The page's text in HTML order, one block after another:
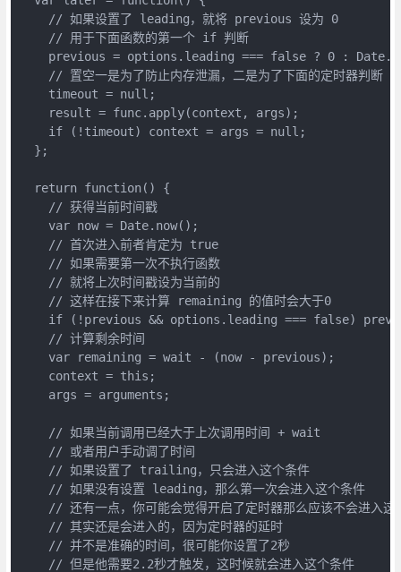
    // 如果设置了 leading，就将 previous 设为 0
    // 用于下面函数的第一个 if 判断
previous = options.leading === false ? 0 :
    // 置空一是为了防止内存泄漏，二是为了下面的定时器判断
    timeout = null;
    result = func.apply(context, args);
    if (!timeout) context = args = null;
  };
  return function() {
    // 获得当前时间戳
    var now = Date.now();
    // 首次进入前者肯定为 true
    // 如果需要第一次不执行函数
    // 就将上次时间戳设为当前的
    // 这样在接下来计算 remaining 的值时会大于0
if (!previous && options.leading === false)
    // 计算剩余时间
    var remaining = wait - (now - previous);
    context = this;
    args = arguments;
    // 如果当前调用已经大于上次调用时间 + wait
    // 或者用户手动调了时间
    // 如果设置了 trailing，只会进入这个条件
    // 如果没有设置 leading，那么第一次会进入这个条件
// 还有一点，你可能会觉得开启了定时器那么应该不会进入
    // 其实还是会进入的，因为定时器的延时
    // 并不是准确的时间，很可能你设置了2秒
    // 但是他需要2.2秒才触发，这时候就会进入这个条件